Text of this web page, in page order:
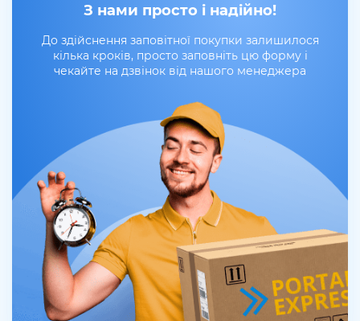
З нами просто і надійно!
До здійснення заповітної покупки залишилося
кілька кроків, просто заповніть цю форму і
чекайте на дзвінок від нашого менеджера